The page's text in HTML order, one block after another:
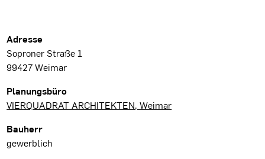
Projektdaten
Adresse
Soproner Straße 1
99427 Weimar
Planungsbüro
VIERQUADRAT ARCHITEKTEN, Weimar
Bauherr
gewerblich